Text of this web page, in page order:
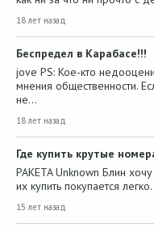
18 лет назад
Беспредел в Карабасе!!!
jove PS: Кое-кто
мнения общественности.
не…
18 лет назад
Где купить крутые
PAKETA Unknown Блин
их купить покупается
15 лет назад